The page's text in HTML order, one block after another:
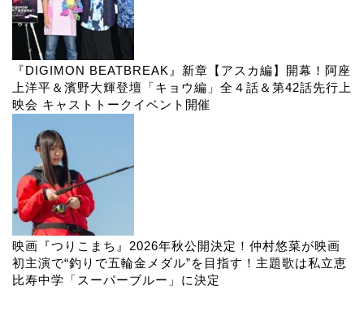
『DIGIMON BEATBREAK』新章【アスカ編】開幕！阿座
上洋平＆濱野大輝登壇「キョウ編」全４話＆第42話先行上
映会 キャストトークイベント開催
映画『つりこまち』2026年秋公開決定！仲村悠菜が映画
初主演で“釣りで五輪金メダル”を目指す！主題歌は私立恵
比寿中学「スーパーブルー」に決定